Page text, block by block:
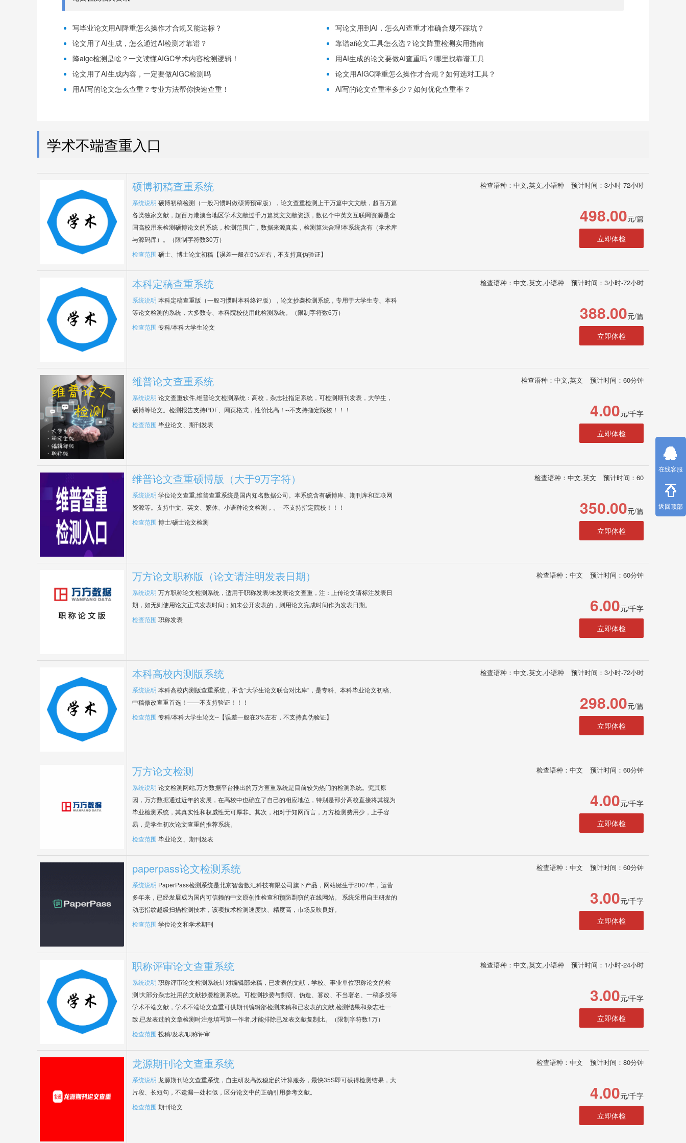
写毕业论文用AI降重怎么操作才合规又能达标？
写论文用到AI，怎么AI查重才准确合规不踩坑？
论文用了AI生成，怎么通过AI检测才靠谱？
靠谱ai论文工具怎么选？论文降重检测实用指南
降aigc检测是啥？一文读懂AIGC学术内容检测逻辑！
用AI生成的论文要做AI查重吗？哪里找靠谱工具
论文用了AI生成内容，一定要做AIGC检测吗
论文用AIGC降重怎么操作才合规？如何选对工具？
用AI写的论文怎么查重？专业方法帮你快速查重！
AI写的论文查重率多少？如何优化查重率？
学术不端查重入口
硕博初稿查重系统 检查语种：中文,英文,小语种 预计时间：3小时-72小时
系统说明 硕博初稿检测（一般习惯叫做硕博预审版），论文查重检测上千万篇中文文献，超百万篇
各类独家文献，超百万港澳台地区学术文献过千万篇英文文献资源，数亿个中英文互联网资源是全
国高校用来检测硕博论文的系统，检测范围广，数据来源真实，检测算法合理!本系统含有（学术库
与源码库）。（限制字符数30万）
检查范围 硕士、博士论文初稿【误差一般在5%左右，不支持真伪验证】
498.00元/篇
立即体检
本科定稿查重系统 检查语种：中文,英文,小语种 预计时间：3小时-72小时
系统说明 本科定稿查重版（一般习惯叫本科终评版），论文抄袭检测系统，专用于大学生专、本科
等论文检测的系统，大多数专、本科院校使用此检测系统。（限制字符数6万）
检查范围 专科/本科大学生论文
388.00元/篇
立即体检
维普论文查重系统 检查语种：中文,英文 预计时间：60分钟
系统说明 论文查重软件,维普论文检测系统：高校，杂志社指定系统，可检测期刊发表，大学生，
硕博等论文。检测报告支持PDF、网页格式，性价比高！--不支持指定院校！！！
检查范围 毕业论文、期刊发表
4.00元/千字
立即体检
维普论文查重硕博版（大于9万字符） 检查语种：中文,英文 预计时间：60
系统说明 学位论文查重,维普查重系统是国内知名数据公司。本系统含有硕博库、期刊库和互联网
资源等。支持中文、英文、繁体、小语种论文检测，。--不支持指定院校！！！
检查范围 博士/硕士论文检测
350.00元/篇
立即体检
万方论文职称版（论文请注明发表日期） 检查语种：中文 预计时间：60分钟
系统说明 万方职称论文检测系统，适用于职称发表/未发表论文查重，注：上传论文请标注发表日
期，如无则使用论文正式发表时间；如未公开发表的，则用论文完成时间作为发表日期。
检查范围 职称发表
6.00元/千字
立即体检
本科高校内测版系统 检查语种：中文,英文,小语种 预计时间：3小时-72小时
系统说明 本科高校内测版查重系统，不含”大学生论文联合对比库“，是专科、本科毕业论文初稿、
中稿修改查重首选！——不支持验证！！！
检查范围 专科/本科大学生论文--【误差一般在3%左右，不支持真伪验证】
298.00元/篇
立即体检
万方论文检测 检查语种：中文 预计时间：60分钟
系统说明 论文检测网站,万方数据平台推出的万方查重系统是目前较为热门的检测系统。究其原
因，万方数据通过近年的发展，在高校中也确立了自己的相应地位，特别是部分高校直接将其视为
毕业检测系统，其真实性和权威性无可厚非。其次，相对于知网而言，万方检测费用少，上手容
易，是学生初次论文查重的推荐系统。
检查范围 毕业论文、期刊发表
4.00元/千字
立即体检
paperpass论文检测系统 检查语种：中文 预计时间：60分钟
系统说明 PaperPass检测系统是北京智齿数汇科技有限公司旗下产品，网站诞生于2007年，运营
多年来，已经发展成为国内可信赖的中文原创性检查和预防剽窃的在线网站。 系统采用自主研发的
动态指纹越级扫描检测技术，该项技术检测速度快、精度高，市场反映良好。
检查范围 学位论文和学术期刊
3.00元/千字
立即体检
职称评审论文查重系统 检查语种：中文,英文,小语种 预计时间：1小时-24小时
系统说明 职称评审论文检测系统针对编辑部来稿，已发表的文献，学校、事业单位职称论文的检
测!大部分杂志社用的文献抄袭检测系统。可检测抄袭与剽窃、伪造、篡改、不当署名、一稿多投等
学术不端文献，学术不端论文查重可供期刊编辑部检测来稿和已发表的文献,检测结果和杂志社一
致,已发表过的文章检测时注意填写第一作者,才能排除已发表文献复制比。（限制字符数1万）
检查范围 投稿/发表/职称评审
3.00元/千字
立即体检
龙源期刊论文查重系统 检查语种：中文 预计时间：80分钟
系统说明 龙源期刊论文查重系统，自主研发高效稳定的计算服务，最快35S即可获得检测结果，大
片段、长短句，不遗漏一处相似，区分论文中的正确引用参考文献。
检查范围 期刊论文
4.00元/千字
立即体检
在线客服
返回顶部